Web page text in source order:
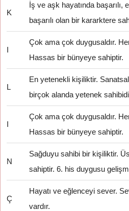
K
İş ve aşk hayatında başarılı,
başarılı olan bir kararktere
I
Çok ama çok duygusaldır.
Hassas bir bünyeye sahiptir.
L
En yetenekli kişiliktir.
birçok alanda yetenek
I
Çok ama çok duygusaldır.
Hassas bir bünyeye sahiptir.
N
Sağduyu sahibi bir kişiliktir.
sahiptir. 6. his duygusu
Ç
Hayatı ve eğlenceyi sever.
vardır.